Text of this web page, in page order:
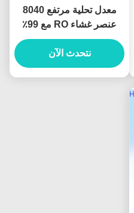
معدل تحلية مرتفع 8040
عنصر غشاء RO مع 99٪
رفض الملح
نتحدث الآن